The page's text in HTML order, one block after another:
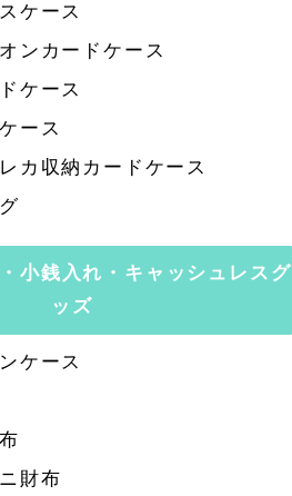
ケース
ンカードケース
ケース
ース
カ収納カードケース
小銭入れ・キャッシュレスグ
ッズ
ケース
財布